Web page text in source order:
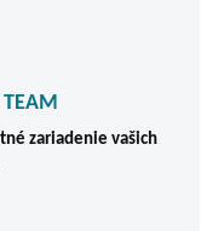
zariadenie vašich